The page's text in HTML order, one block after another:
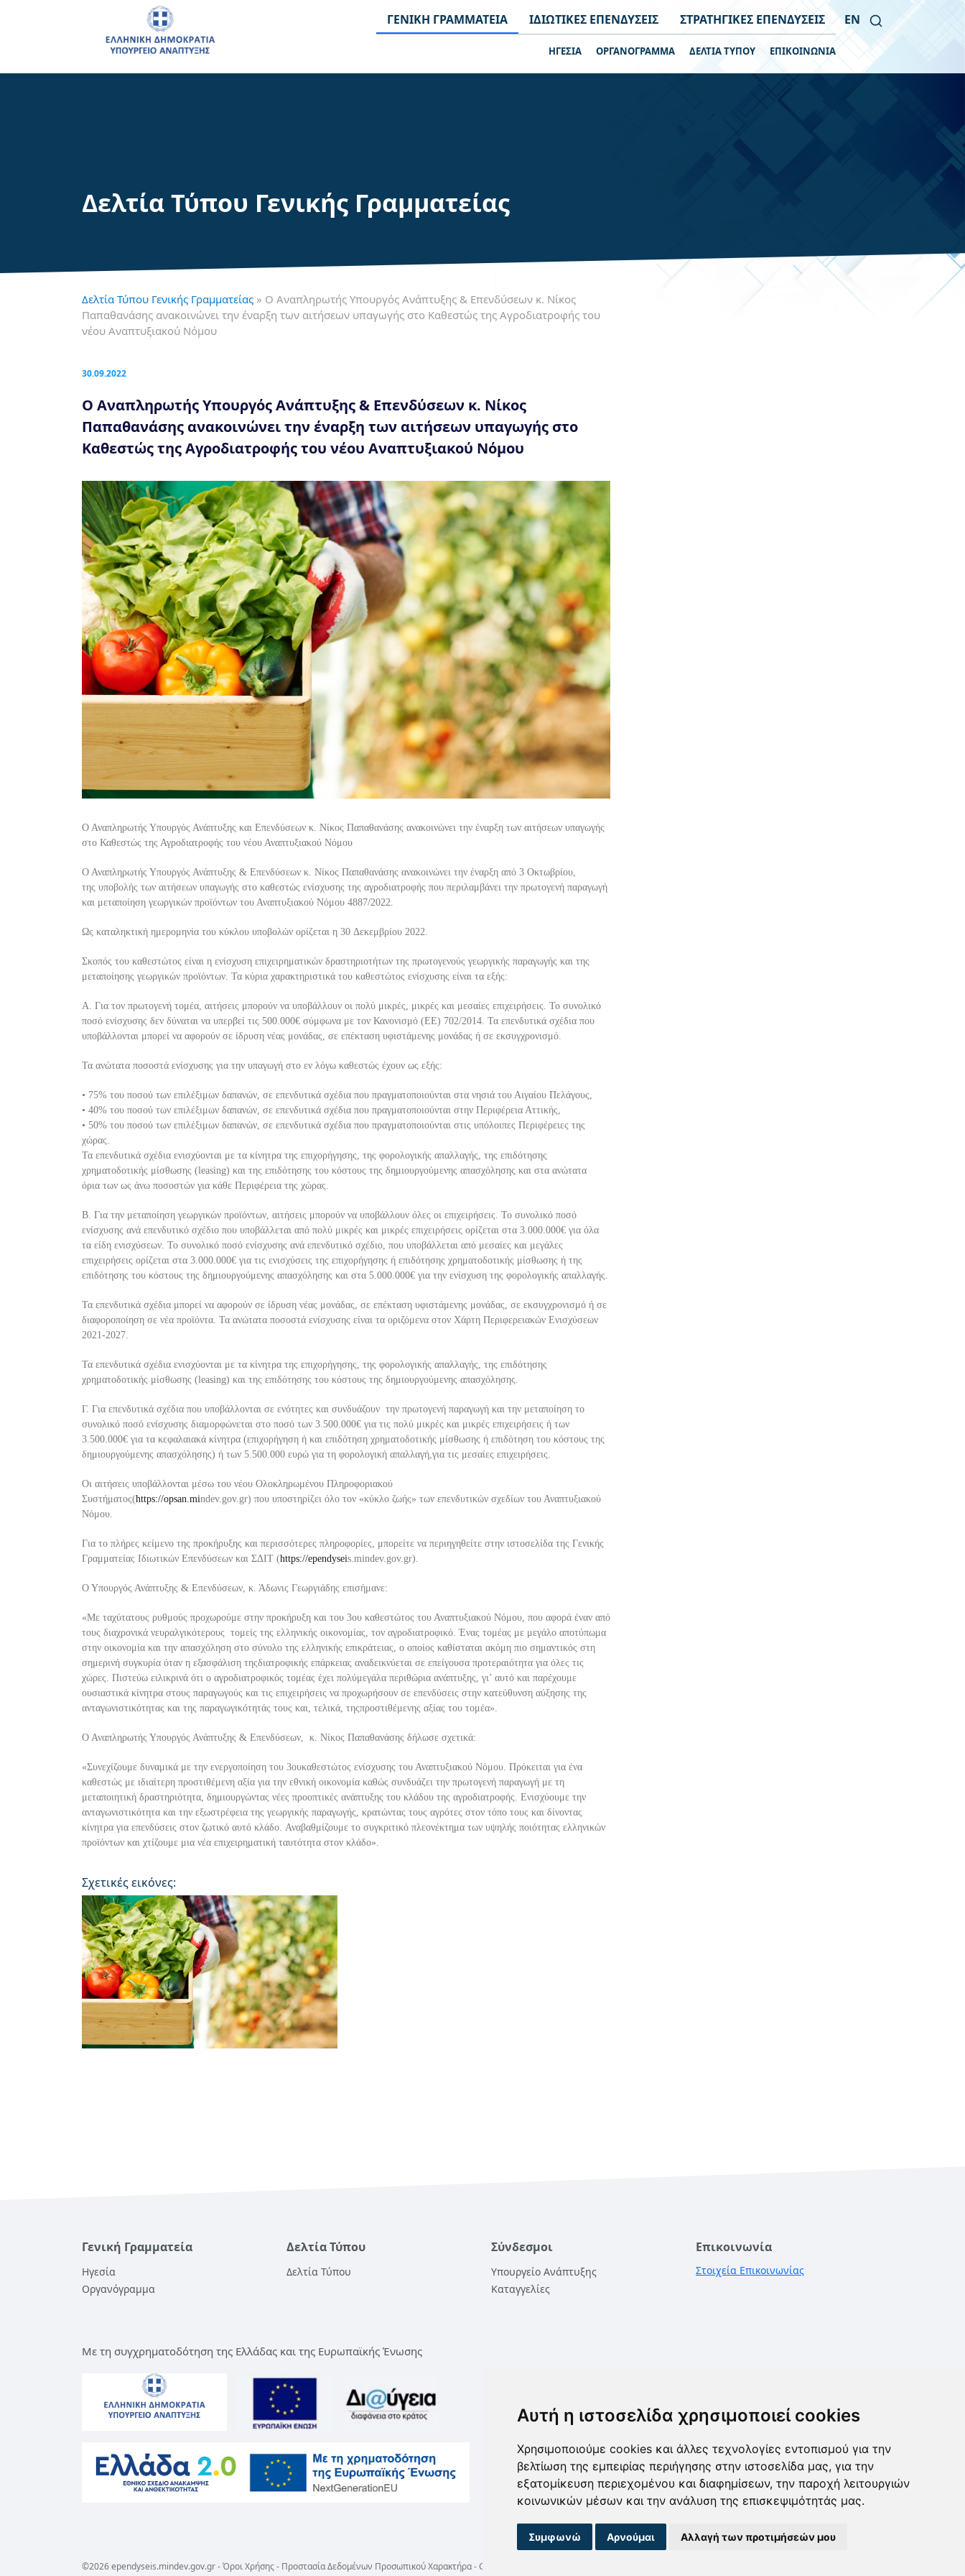
Αυτή η ιστοσελίδα χρησιμοποιεί cookies
Χρησιμοποιούμε cookies και άλλες τεχνολογίες εντοπισμού για την
βελτίωση της εμπειρίας περιήγησης στην ιστοσελίδα μας, για την
εξατομίκευση περιεχομένου και διαφημίσεων, την παροχή λειτουργιών
κοινωνικών μέσων και την ανάλυση της επισκεψιμότητάς μας.
Συμφωνώ Αρνούμαι Αλλαγή των προτιμήσεών μου
ΓΕΝΙΚΗ ΓΡΑΜΜΑΤΕΙΑ
ΗΓΕΣΙΑ ΟΡΓΑΝΟΓΡΑΜΜΑ ΔΕΛΤΙΑ ΤΥΠΟΥ ΕΠΙΚΟΙΝΩΝΙΑ
ΙΔΙΩΤΙΚΕΣ ΕΠΕΝΔΥΣΕΙΣ ΣΤΡΑΤΗΓΙΚΕΣ ΕΠΕΝΔΥΣΕΙΣ EN
Δελτία Τύπου Γενικής Γραμματείας
Δελτία Τύπου Γενικής Γραμματείας » Ο Αναπληρωτής Υπουργός Ανάπτυξης & Επενδύσεων κ. Νίκος
Παπαθανάσης ανακοινώνει την έναρξη των αιτήσεων υπαγωγής στο Καθεστώς της Αγροδιατροφής του
νέου Αναπτυξιακού Νόμου
30.09.2022
Ο Αναπληρωτής Υπουργός Ανάπτυξης & Επενδύσεων κ. Νίκος
Παπαθανάσης ανακοινώνει την έναρξη των αιτήσεων υπαγωγής στο
Καθεστώς της Αγροδιατροφής του νέου Αναπτυξιακού Νόμου
Ο Αναπληρωτής Υπουργός Ανάπτυξης και Επενδύσεων κ. Νίκος Παπαθανάσης ανακοινώνει την έναρξη των αιτήσεων υπαγωγής
στο Καθεστώς της Αγροδιατροφής του νέου Αναπτυξιακού Νόμου
Ο Αναπληρωτής Υπουργός Ανάπτυξης & Επενδύσεων κ. Νίκος Παπαθανάσης ανακοινώνει την έναρξη από 3 Οκτωβρίου
της υποβολής των αιτήσεων υπαγωγής στο καθεστώς ενίσχυσης της αγροδιατροφής που περιλαμβάνει την πρωτογενή παραγωγή
και μεταποίηση γεωργικών προϊόντων του Αναπτυξιακού Νόμου 4887/2022
Ως καταληκτική ημερομηνία του κύκλου υποβολών ορίζεται η 30 Δεκεμβρίου 2022.
Σκοπός του καθεστώτος είναι η ενίσχυση επιχειρηματικών δραστηριοτήτων της πρωτογενούς γεωργικής παραγωγής και της
μεταποίησης γεωργικών προϊόντων. Τα κύρια χαρακτηριστικά του καθεστώτος ενίσχυσης είναι τα εξής:
Α Για τον πρωτογενή τομέα , αιτήσεις μπορούν να υποβάλλουν οι πολύ μικρές, μικρές και μεσαίες επιχειρήσεις. Το συνολικό
ποσό ενίσχυσης δεν δύναται να υπερβεί τις 500.000€ σύμφωνα με τον Κανονισμό (ΕΕ) 702/2014. Τα επενδυτικά σχέδια που
υποβάλλονται μπορεί να αφορούν σε ίδρυση νέας μονάδας, σε επέκταση υφιστάμενης μονάδας ή σε εκσυγχρονισμό.
Τα ανώτατα ποσοστά ενίσχυσης για την υπαγωγή στο εν λόγω καθεστώς έχουν ως εξής:
• 75% του ποσού των επιλέξιμων δαπανών, σε επενδυτικά σχέδια που πραγματοποιούνται στα νησιά του Αιγαίου Πελάγους,
• 40% του ποσού των επιλέξιμων δαπανών, σε επενδυτικά σχέδια που πραγματοποιούνται στην Περιφέρεια Αττικής,
• 50% του ποσού των επιλέξιμων δαπανών, σε επενδυτικά σχέδια που πραγματοποιούνται στις υπόλοιπες Περιφέρειες της
χώρας.
Τα επενδυτικά σχέδια ενισχύονται με τα κίνητρα της επιχορήγησης, της φορολογικής απαλλαγής, της επιδότησης
χρηματοδοτικής μίσθωσης (leasing) και της επιδότησης του κόστους της δημιουργούμενης απασχόλησης και στα ανώτατα
όρια των ως άνω ποσοστών για κάθε Περιφέρεια της χώρας.
Β. Για την μεταποίηση γεωργικών προϊόντων , αιτήσεις μπορούν να υποβάλλουν όλες οι επιχειρήσεις. Το συνολικό ποσό
ενίσχυσης ανά επενδυτικό σχέδιο που υποβάλλεται από πολύ μικρές και μικρές επιχειρήσεις ορίζεται στα 3.000.000€ για όλα
τα είδη ενισχύσεων. Το συνολικό ποσό ενίσχυσης ανά επενδυτικό σχέδιο, που υποβάλλεται από μεσαίες και μεγάλες
επιχειρήσεις ορίζεται στα 3.000.000€ για τις ενισχύσεις της επιχορήγησης ή επιδότησης χρηματοδοτικής μίσθωσης ή της
επιδότησης του κόστους της δημιουργούμενης απασχόλησης και στα 5.000.000€ για την ενίσχυση της φορολογικής απαλλαγής.
Τα επενδυτικά σχέδια μπορεί να αφορούν σε ίδρυση νέας μονάδας, σε επέκταση υφιστάμενης μονάδας, σε εκσυγχρονισμό ή σε
διαφοροποίηση σε νέα προϊόντα. Τα ανώτατα ποσοστά ενίσχυσης είναι τα οριζόμενα στον Χάρτη Περιφερειακών Ενισχύσεων
2021-2027.
Τα επενδυτικά σχέδια ενισχύονται με τα κίνητρα της επιχορήγησης, της φορολογικής απαλλαγής, της επιδότησης
χρηματοδοτικής μίσθωσης (leasing) και της επιδότησης του κόστους της δημιουργούμενης απασχόλησης.
Γ. Για επενδυτικά σχέδια που υποβάλλονται σε ενότητες και συνδυάζουν την πρωτογενή παραγωγή και την μεταποίηση το
συνολικό ποσό ενίσχυσης διαμορφώνεται στο ποσό των 3.500.000€ για τις πολύ μικρές και μικρές επιχειρήσεις ή των
3.500.000€ για τα κεφαλαιακά κίνητρα (επιχορήγηση ή και επιδότηση χρηματοδοτικής μίσθωσης ή επιδότηση του κόστους της
δημιουργούμενης απασχόλησης) ή των 5.500.000 ευρώ για τη φορολογική απαλλαγή, για τις μεσαίες επιχειρήσεις.
Οι αιτήσεις υποβάλλονται μέσω του νέου Ολοκληρωμένου Πληροφοριακού
Συστήματος(https://opsan.mindev.gov.gr) που υποστηρίζει όλο τον «κύκλο ζωής» των επενδυτικών σχεδίων του Αναπτυξιακού
Νόμου.
Για το πλήρες κείμενο της προκήρυξης και περισσότερες πληροφορίες, μπορείτε να περιηγηθείτε στην ιστοσελίδα της Γενικής
Γραμματείας Ιδιωτικών Επενδύσεων και ΣΔΙΤ (https://ependyseis mindev. gov. gr).
Ο Υπουργός Ανάπτυξης & Επενδύσεων, κ. Άδωνις Γεωργιάδης επισήμανε:
«Με ταχύτατους ρυθμούς προχωρούμε στην προκήρυξη και του 3ου καθεστώτος του Αναπτυξιακού Νόμου, που αφορά έναν από
τους διαχρονικά νευραλγικότερους τομείς της ελληνικής οικονομίας, τον αγροδιατροφικό. Ένας τομέας με μεγάλο αποτύπωμα
στην οικονομία και την απασχόληση στο σύνολο της ελληνικής επικράτειας, ο οποίος καθίσταται ακόμη πιο σημαντικός στη
σημερινή συγκυρία όταν η εξασφάλιση τηςδιατροφικής επάρκειας αναδεικνύεται σε επείγουσα προτεραιότητα για όλες τις
χώρες. Πιστεύω ειλικρινά ότι ο αγροδιατροφικός τομέας έχει πολύμεγάλα περιθώρια ανάπτυξης, γι’ αυτό και παρέχουμε
ουσιαστικά κίνητρα στους παραγωγούς και τις επιχειρήσεις να προχωρήσουν σε επενδύσεις στην κατεύθυνση αύξησης της
ανταγωνιστικότητας και της παραγωγικότητάς τους και, τελικά, τηςπροστιθέμενης αξίας του τομέα»
Ο Αναπληρωτής Υπουργός Ανάπτυξης & Επενδύσεων, κ. Νίκος Παπαθανάσης δήλωσε σχετικά:
«Συνεχίζουμε δυναμικά με την ενεργοποίηση του 3ουκαθεστώτος ενίσχυσης του Αναπτυξιακού Νόμου. Πρόκειται για ένα
καθεστώς με ιδιαίτερη προστιθέμενη αξία για την εθνική οικονομία καθώς συνδυάζει την πρωτογενή παραγωγή με τη
μεταποιητική δραστηριότητα δημιουργώντας νέες προοπτικές ανάπτυξης του κλάδου της αγροδιατροφής. Ενισχύουμε την
ανταγωνιστικότητα και την εξωστρέφεια της γεωργικής παραγωγής, κρατώντας τους αγρότες στον τόπο τους και δίνοντας
κίνητρα για επενδύσεις στον ζωτικό αυτό κλάδο Αναβαθμίζουμε το συγκριτικό πλεονέκτημα των υψηλής ποιότητας ελληνικών
προϊόντων και χτίζουμε μια νέα επιχειρηματική ταυτότητα στον κλάδο»
Σχετικές εικόνες:
Γενική Γραμματεία
Ηγεσία
Οργανόγραμμα
Δελτία Τύπου
Δελτία Τύπου
Σύνδεσμοι
Υπουργείο Ανάπτυξης
Καταγγελίες
Επικοινωνία
Στοιχεία Επικοινωνίας
Με τη συγχρηματοδότηση της Ελλάδας και της Ευρωπαϊκής Ένωσης
©2026 ependyseis.mindev.gov.gr -Όροι Χρήσης- Προστασία Δεδομένων Προσωπικού Χαρακτήρα-Cookie preferences